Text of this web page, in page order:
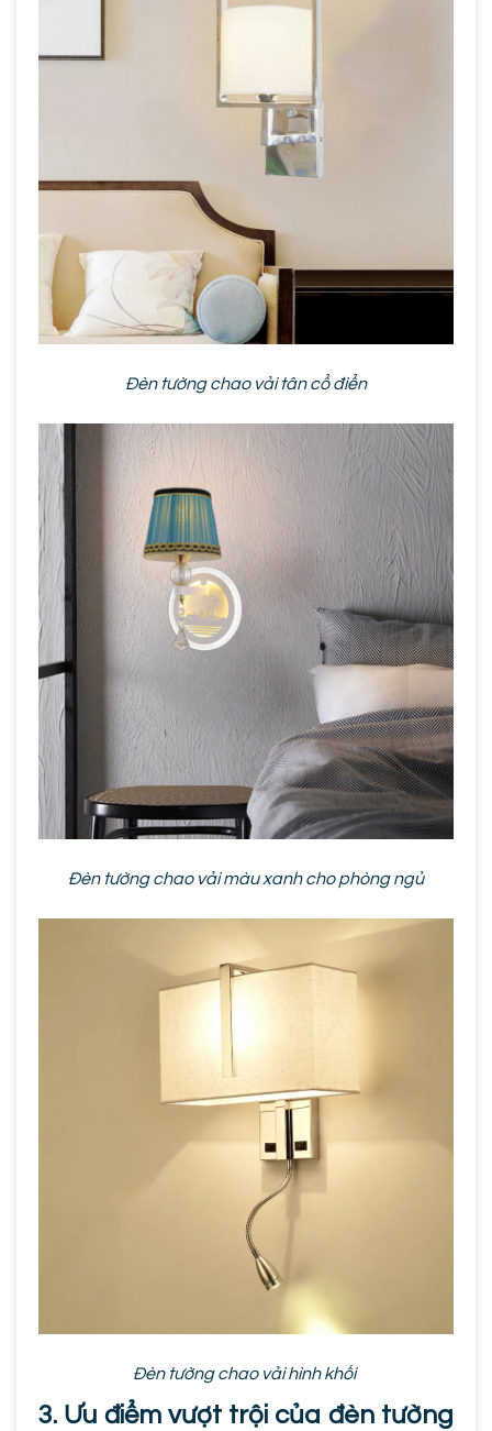
Đèn tường chao vải tân cổ điển
Đèn tường chao vải màu xanh cho phòng ngủ
Đèn tường chao vải hình khối
3. Ưu điểm vượt trội của đèn tường